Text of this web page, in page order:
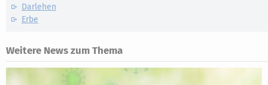
Darlehen
Erbe
Weitere News zum Thema